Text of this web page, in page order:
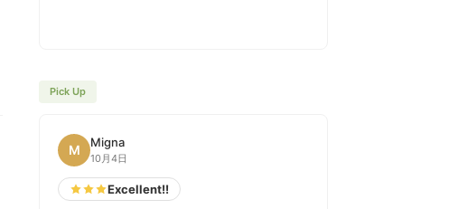
Pick Up
M Migna
10月4日
Excellent!!